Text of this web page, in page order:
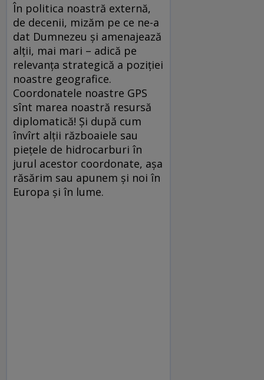
În politica noastră externă,
de decenii, mizăm pe ce ne-a
dat Dumnezeu și amenajează
alții, mai mari – adică pe
relevanța strategică a poziției
noastre geografice.
Coordonatele noastre GPS
sînt marea noastră resursă
diplomatică! Și după cum
învîrt alții războaiele sau
piețele de hidrocarburi în
jurul acestor coordonate, așa
răsărim sau apunem și noi în
Europa și în lume.